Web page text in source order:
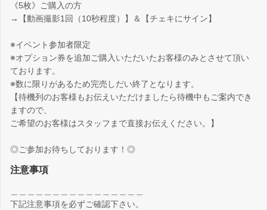
《5枚》ご購入の方
→【動画撮影1回（10秒程度）】＆【チェキにサイン】
※イベント参加者限定
※オプション券を追加ご購入いただいたお客様のみとさせて頂い
ております。
※数に限りがあるため完売しだい終了となります。
【待機列のお客様もお伝えいただけましたら待機中もご案内でき
ますので、
ご希望のお客様はスタッフまで直接お伝えください。】
◎ご参加お待ちしております！◎
注意事項
下記注意事項を必ずご確認下さい。